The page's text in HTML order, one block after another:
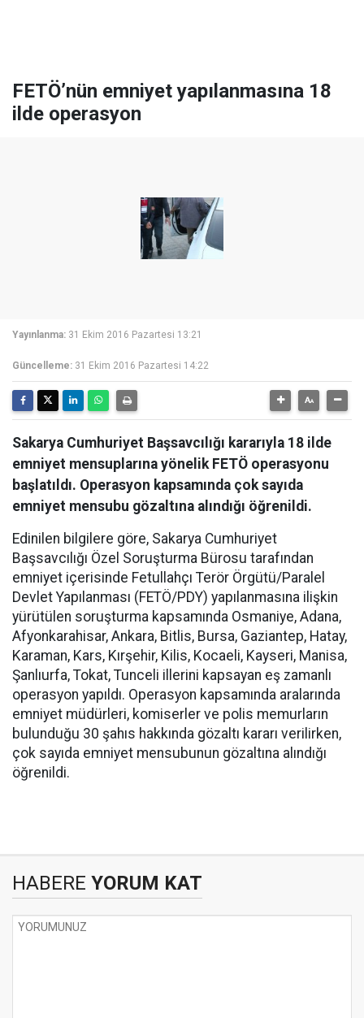
FETÖ’nün emniyet yapılanmasına 18
ilde operasyon
Yayınlanma: 31 Ekim 2016 Pazartesi 13:21
Güncelleme: 31 Ekim 2016 Pazartesi 14:22
Sakarya Cumhuriyet Başsavcılığı kararıyla 18 ilde
emniyet mensuplarına yönelik FETÖ operasyonu
başlatıldı. Operasyon kapsamında çok sayıda
emniyet mensubu gözaltına alındığı öğrenildi.
Edinilen bilgilere göre, Sakarya Cumhuriyet
Başsavcılığı Özel Soruşturma Bürosu tarafından
emniyet içerisinde Fetullahçı Terör Örgütü/Paralel
Devlet Yapılanması (FETÖ/PDY) yapılanmasına ilişkin
yürütülen soruşturma kapsamında Osmaniye, Adana,
Afyonkarahisar, Ankara, Bitlis, Bursa, Gaziantep, Hatay,
Karaman, Kars, Kırşehir, Kilis, Kocaeli, Kayseri, Manisa,
Şanlıurfa, Tokat, Tunceli illerini kapsayan eş zamanlı
operasyon yapıldı. Operasyon kapsamında aralarında
emniyet müdürleri, komiserler ve polis memurların
bulunduğu 30 şahıs hakkında gözaltı kararı verilirken,
çok sayıda emniyet mensubunun gözaltına alındığı
öğrenildi.
HABERE YORUM KAT